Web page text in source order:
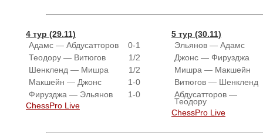
4 тур (29.11)
Адамс — Абдусатторов
0-1
Теодору — Витюгов
1/2
Шенкленд — Мишра
1/2
Макшейн — Джонс
1-0
Фирузджа — Эльянов
1-0
ChessPro Live
5 тур (30.11)
Эльянов — Адамс
Джонс — Фирузджа
Мишра — Макшейн
Витюгов — Шенкленд
Абдусатторов —
Теодору
ChessPro Live